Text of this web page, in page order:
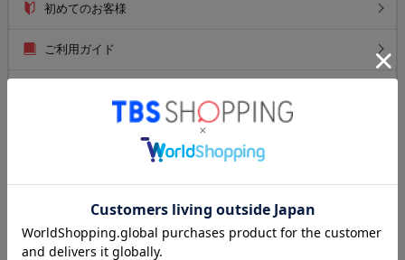
初めてのお客様
ご利用ガイド
よくあるご質問
お問い合わせ